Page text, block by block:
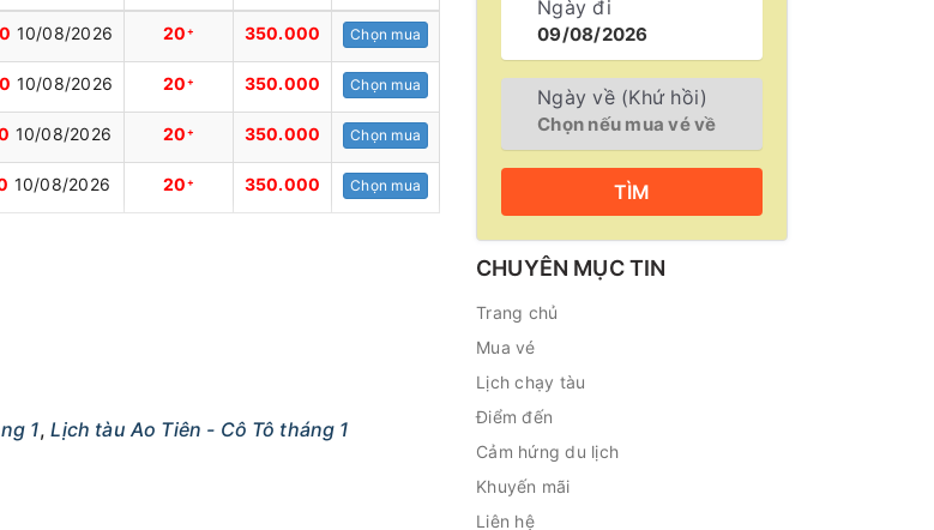
10/08/2026 20 + 350.000 Chọn mua
10/08/2026 20 + 350.000 Chọn mua
10/08/2026 20 + 350.000 Chọn mua
10/08/2026 20 + 350.000 Chọn mua
1,Lịch tàu Ao Tiên - Cô Tô tháng 1
Ngày đi
Ngày về (Khứ hồi)
TÌM
CHUYÊN MỤC TIN
Trang chủ
Mua vé
Lịch chạy tàu
Điểm đến
Cảm hứng du lịch
Khuyến mãi
Liên hệ